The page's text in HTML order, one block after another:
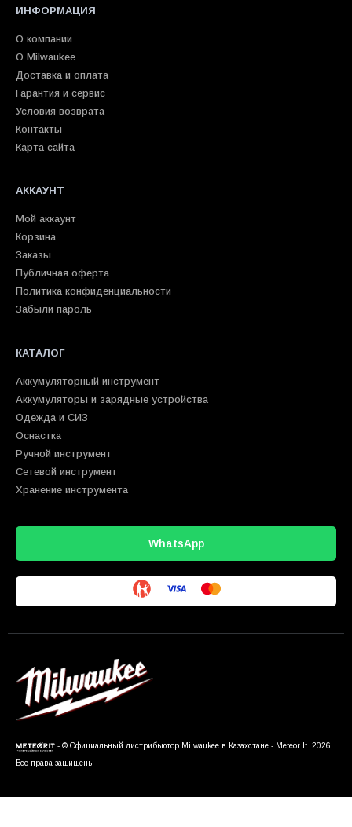
ИНФОРМАЦИЯ
О компании
О Milwaukee
Доставка и оплата
Гарантия и сервис
Условия возврата
Контакты
Карта сайта
АККАУНТ
Мой аккаунт
Корзина
Заказы
Публичная оферта
Политика конфиденциальности
Забыли пароль
КАТАЛОГ
Аккумуляторный инструмент
Аккумуляторы и зарядные устройства
Одежда и СИЗ
Оснастка
Ручной инструмент
Сетевой инструмент
Хранение инструмента
WhatsApp
- © Официальный дистрибьютор Milwaukee в Казахстане - Meteor It. 2026.
Все права защищены